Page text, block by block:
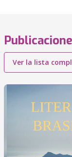
Ver la lista